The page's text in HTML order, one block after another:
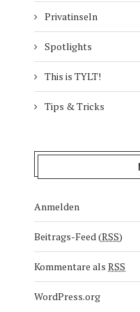
Privatinseln
Spotlights
This is TYLT!
Tips & Tricks
Anmelden
Beitrags-Feed (RSS)
Kommentare als RSS
WordPress.org